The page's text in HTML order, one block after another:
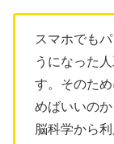
スマホでも
うになった
す。そのた
めばいいの
脳科学から